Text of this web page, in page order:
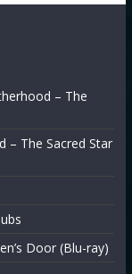
– The
– The Sacred Star
Door (Blu-ray)